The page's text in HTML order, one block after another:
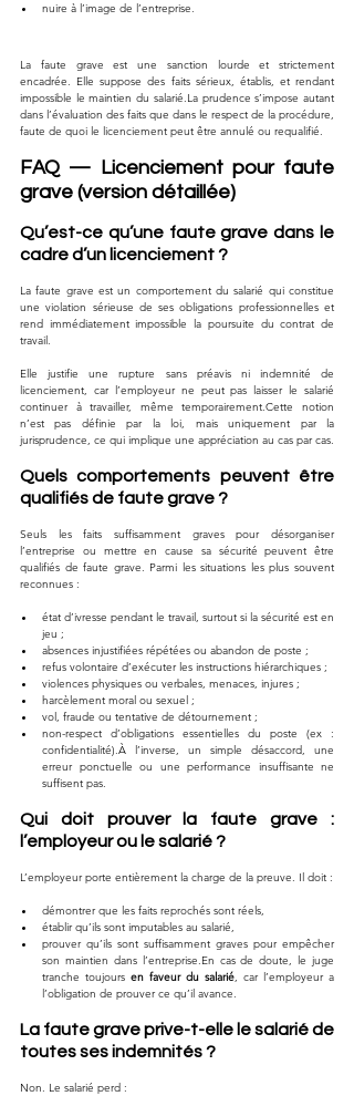
nuire à l’image de l’entreprise.
La faute grave est une sanction lourde et strictement
encadrée. Elle suppose des faits sérieux, établis, et rendant
impossible le maintien du salarié.La prudence s’impose autant
dans l’évaluation des faits que dans le respect de la procédure,
faute de quoi le licenciement peut être annulé ou requalifié.
FAQ — Licenciement pour faute
grave (version détaillée)
Qu’est-ce qu’une faute grave dans le
cadre d’un licenciement ?
La faute grave est un comportement du salarié qui constitue
une violation sérieuse de ses obligations professionnelles et
rend immédiatement impossible la poursuite du contrat de
travail.
Elle justifie une rupture sans préavis ni indemnité de
licenciement, car l’employeur ne peut pas laisser le salarié
continuer à travailler, même temporairement.Cette notion
n’est pas définie par la loi, mais uniquement par la
jurisprudence, ce qui implique une appréciation au cas par cas.
Quels comportements peuvent être
qualifiés de faute grave ?
Seuls les faits suffisamment graves pour désorganiser
l’entreprise ou mettre en cause sa sécurité peuvent être
qualifiés de faute grave. Parmi les situations les plus souvent
reconnues :
état d’ivresse pendant le travail, surtout si la sécurité est en
jeu ;
absences injustifiées répétées ou abandon de poste ;
refus volontaire d’exécuter les instructions hiérarchiques ;
violences physiques ou verbales, menaces, injures ;
harcèlement moral ou sexuel ;
vol, fraude ou tentative de détournement ;
non-respect d’obligations essentielles du poste (ex :
confidentialité).À l’inverse, un simple désaccord, une
erreur ponctuelle ou une performance insuffisante ne
suffisent pas.
Qui doit prouver la faute grave :
l’employeur ou le salarié ?
L’employeur porte entièrement la charge de la preuve. Il doit :
démontrer que les faits reprochés sont réels,
établir qu’ils sont imputables au salarié,
prouver qu’ils sont suffisamment graves pour empêcher
son maintien dans l’entreprise.En cas de doute, le juge
tranche toujours en faveur du salarié, car l’employeur a
l’obligation de prouver ce qu’il avance.
La faute grave prive-t-elle le salarié de
toutes ses indemnités ?
Non. Le salarié perd :